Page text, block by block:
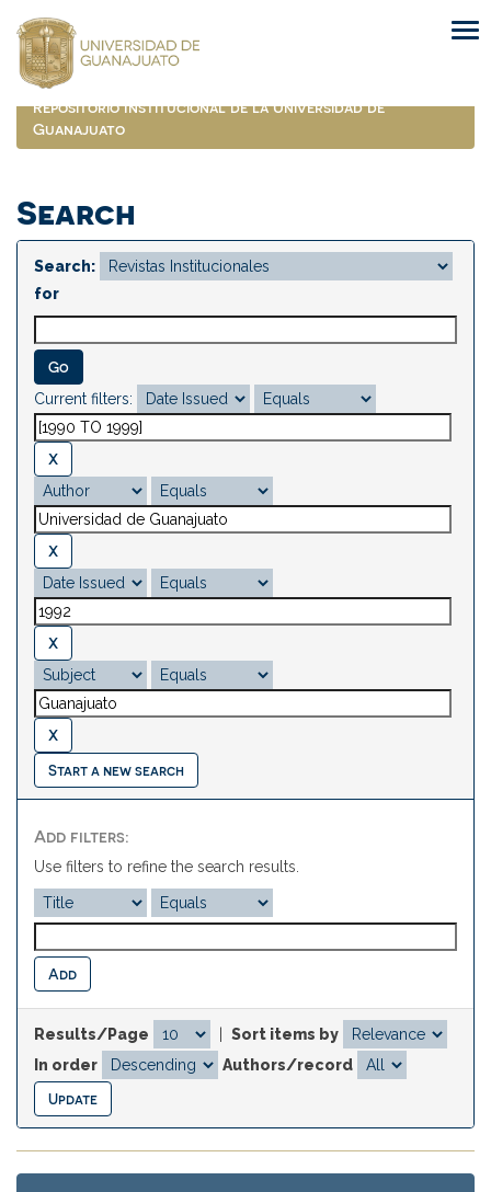
navigation
Repositorio Institucional de la Universidad de
Guanajuato
Search
Search:
for
Current filters:
Start a new search
Add filters:
Use filters to refine the search results.
Results/Page
Sort items by
In order
Authors/record